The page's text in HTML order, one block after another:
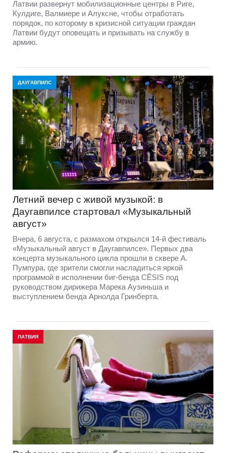
Латвии развернут мобилизационные центры в Риге,
Кулдиге, Валмиере и Алуксне, чтобы отработать
порядок, по которому в кризисной ситуации граждан
Латвии будут оповещать и призывать на службу в
армию.
ДАУГАВПИЛС
Летний вечер с живой музыкой: в
Даугавпилсе стартовал «Музыкальный
август»
Вчера, 6 августа, с размахом открылся 14-й фестиваль
«Музыкальный август в Даугавпилсе». Первых два
концерта музыкального цикла прошли в сквере А.
Пумпура, где зрители смогли насладиться яркой
программой в исполнении биг-бенда CĒSIS под
руководством дирижера Марека Аузиньша и
выступлением бенда Арнолда Гринберта.
ЛАТВИЯ